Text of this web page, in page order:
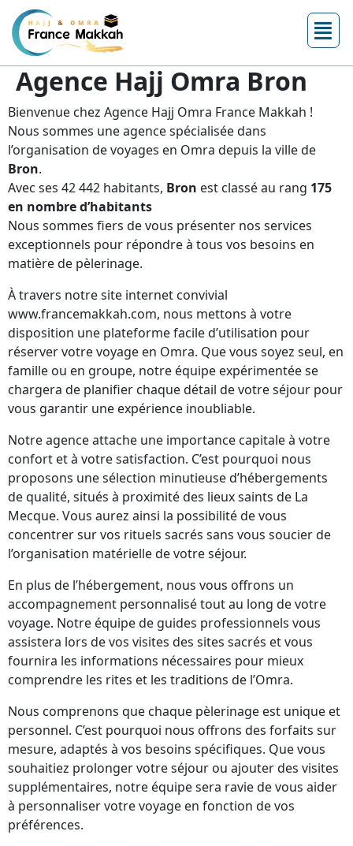
Agence Hajj Omra Bron
Bienvenue chez Agence Hajj Omra France Makkah !
Nous sommes une agence spécialisée dans
l’organisation de voyages en Omra depuis la ville de
Bron.
Avec ses 42 442 habitants, Bron est classé au rang 175
en nombre d’habitants
Nous sommes fiers de vous présenter nos services
exceptionnels pour répondre à tous vos besoins en
matière de pèlerinage.
À travers notre site internet convivial
www.francemakkah.com, nous mettons à votre
disposition une plateforme facile d’utilisation pour
réserver votre voyage en Omra. Que vous soyez seul, en
famille ou en groupe, notre équipe expérimentée se
chargera de planifier chaque détail de votre séjour pour
vous garantir une expérience inoubliable.
Notre agence attache une importance capitale à votre
confort et à votre satisfaction. C’est pourquoi nous
proposons une sélection minutieuse d’hébergements
de qualité, situés à proximité des lieux saints de La
Mecque. Vous aurez ainsi la possibilité de vous
concentrer sur vos rituels sacrés sans vous soucier de
l’organisation matérielle de votre séjour.
En plus de l’hébergement, nous vous offrons un
accompagnement personnalisé tout au long de votre
voyage. Notre équipe de guides professionnels vous
assistera lors de vos visites des sites sacrés et vous
fournira les informations nécessaires pour mieux
comprendre les rites et les traditions de l’Omra.
Nous comprenons que chaque pèlerinage est unique et
personnel. C’est pourquoi nous offrons des forfaits sur
mesure, adaptés à vos besoins spécifiques. Que vous
souhaitiez prolonger votre séjour ou ajouter des visites
supplémentaires, notre équipe sera ravie de vous aider
à personnaliser votre voyage en fonction de vos
préférences.